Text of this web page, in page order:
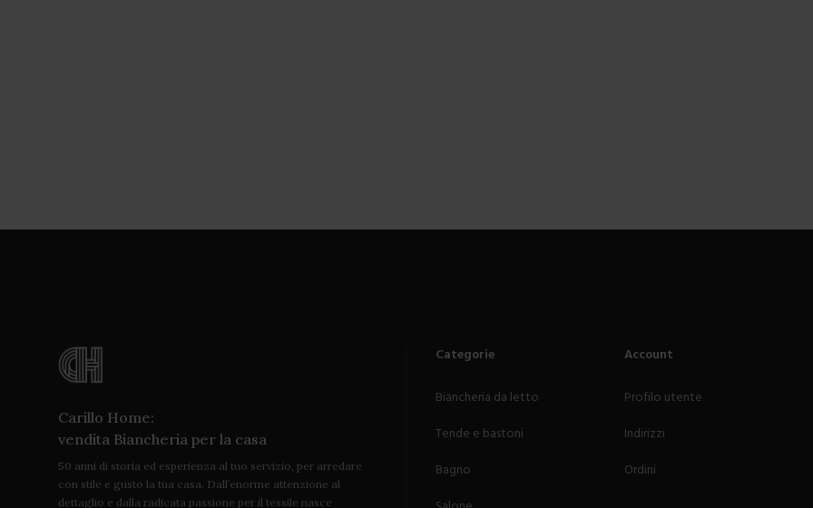
Carillo Home:
vendita Biancheria per la casa
50 anni di storia ed esperienza al tuo servizio, per arredare
con stile e gusto la tua casa. Dall’enorme attenzione al
dettaglio e dalla radicata passione per il tessile nasce
Categorie
Biancheria da letto
Tende e bastoni
Bagno
Account
Profilo utente
Indirizzi
Ordini